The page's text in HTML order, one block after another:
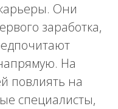
Они
заработка,
На
повлиять на
специалисты,